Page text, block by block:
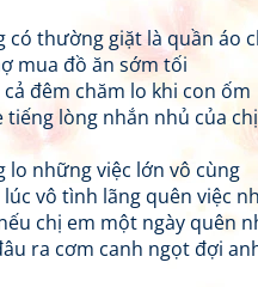
có thường giặt là quần áo
mua đồ ăn sớm tối
đêm chăm lo khi con ốm
tiếng lòng nhắn nhủ của
lo những việc lớn vô cùng
vô tình lãng quên việc
chị em một ngày quên
ra cơm canh ngọt đợi